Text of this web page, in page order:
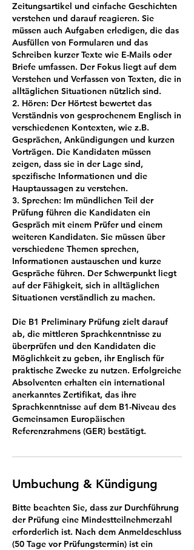
Zeitungsartikel und einfache Geschichten
verstehen und darauf reagieren. Sie
müssen auch Aufgaben erledigen, die das
Ausfüllen von Formularen und das
Schreiben kurzer Texte wie E-Mails oder
Briefe umfassen. Der Fokus liegt auf dem
Verstehen und Verfassen von Texten, die in
alltäglichen Situationen nützlich sind.
2. Hören: Der Hörtest bewertet das
Verständnis von gesprochenem Englisch in
verschiedenen Kontexten, wie z.B.
Gesprächen, Ankündigungen und kurzen
Vorträgen. Die Kandidaten müssen
zeigen, dass sie in der Lage sind,
spezifische Informationen und die
Hauptaussagen zu verstehen.
3. Sprechen: Im mündlichen Teil der
Prüfung führen die Kandidaten ein
Gespräch mit einem Prüfer und einem
weiteren Kandidaten. Sie müssen über
verschiedene Themen sprechen,
Informationen austauschen und kurze
Gespräche führen. Der Schwerpunkt liegt
auf der Fähigkeit, sich in alltäglichen
Situationen verständlich zu machen.
Die B1 Preliminary Prüfung zielt darauf
ab, die mittleren Sprachkenntnisse zu
überprüfen und den Kandidaten die
Möglichkeit zu geben, ihr Englisch für
praktische Zwecke zu nutzen. Erfolgreiche
Absolventen erhalten ein international
anerkanntes Zertifikat, das ihre
Sprachkenntnisse auf dem B1-Niveau des
Gemeinsamen Europäischen
Referenzrahmens (GER) bestätigt.
Umbuchung & Kündigung
Bitte beachten Sie, dass zur Durchführung
der Prüfung eine Mindestteilnehmerzahl
erforderlich ist. Nach dem Anmeldeschluss
(50 Tage vor Prüfungstermin) ist ein